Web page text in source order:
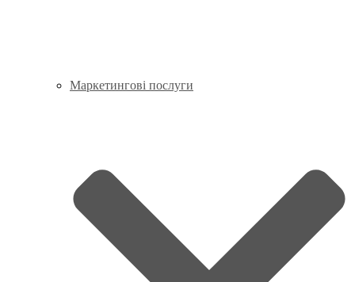
Маркетингові послуги